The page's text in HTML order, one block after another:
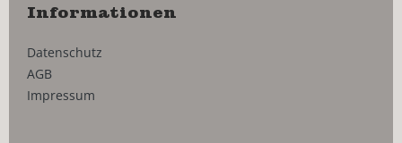
Informationen
Datenschutz
AGB
Impressum